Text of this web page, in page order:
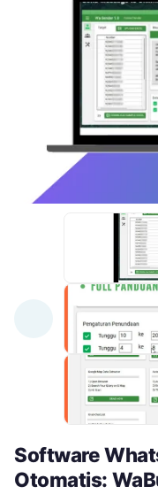
Software
Otomatis: